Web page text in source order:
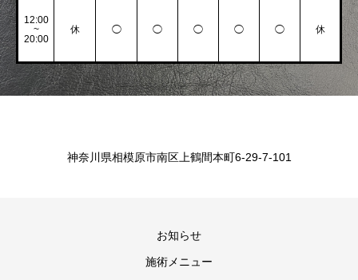
12:00
~
20:00
休 ◯ ◯ ◯ ◯ ◯ 休
神奈川県相模原市南区上鶴間本町6-29-7-101
お知らせ
施術メニュー